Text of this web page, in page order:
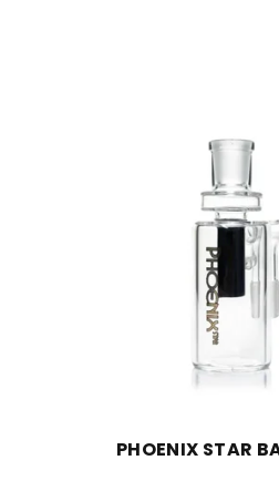
PHOENIX STAR